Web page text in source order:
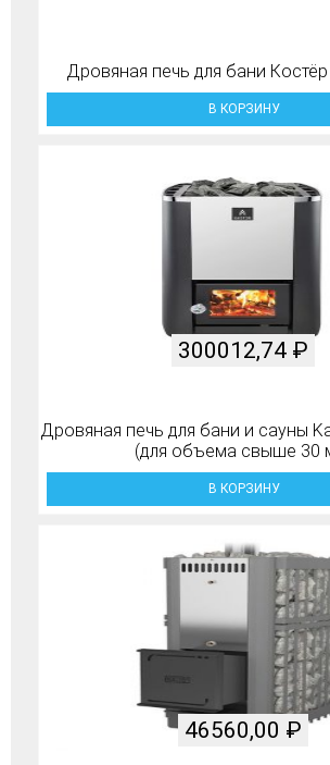
Дровяная печь для бани
В КОРЗИНУ
Дровяная печь для бани и сауны
(для объема свыше 30
300012,74 ₽
В КОРЗИНУ
46560,00 ₽